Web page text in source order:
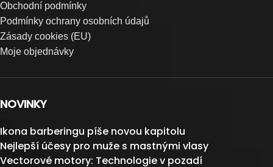
Obchodní podmínky
Podmínky ochrany osobních údajů
Zásady cookies (EU)
Moje objednávky
NOVINKY
Ikona barberingu píše novou kapitolu
Nejlepší účesy pro muže s mastnými vlasy
Vectorové motory: Technologie v pozadí